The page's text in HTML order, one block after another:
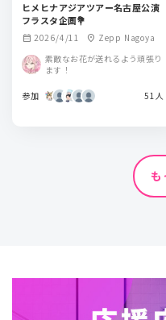
ヒメヒナアジアツアー名古屋公演
フラスタ企画💐
calendar_month 2026/4/11 location_on Zepp Nagoya
素敵なお花が送れるよう頑張り
ます！
参加 51人
も